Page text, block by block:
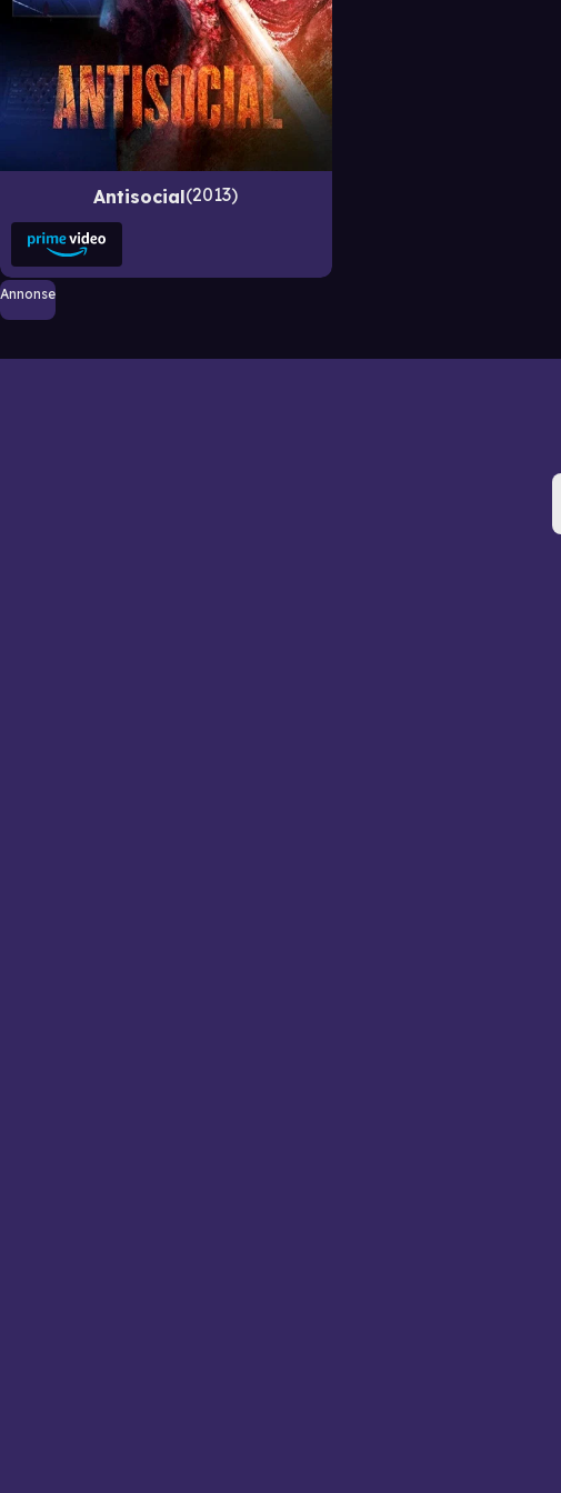
Antisocial 2013
Annonse